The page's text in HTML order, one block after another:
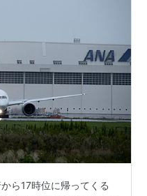
ら17時位に帰ってくる